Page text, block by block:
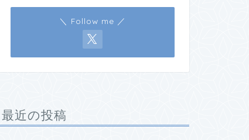
＼ Follow me ／
最近の投稿